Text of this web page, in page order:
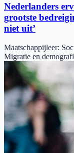
Nederlanders
grootste
niet uit’
Maatschappijleer:
Migratie en